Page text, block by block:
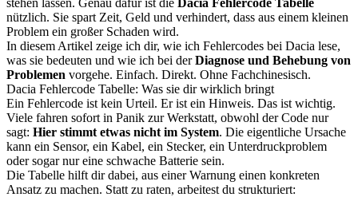
stehen lassen. Genau dafür ist die Dacia Fehlercode Tabelle
nützlich. Sie spart Zeit, Geld und verhindert, dass aus einem kleinen
Problem ein großer Schaden wird.
In diesem Artikel zeige ich dir, wie ich Fehlercodes bei Dacia lese,
was sie bedeuten und wie ich bei derDiagnose und Behebung von
Problemen vorgehe. Einfach. Direkt. Ohne Fachchinesisch.
Dacia Fehlercode Tabelle: Was sie dir wirklich bringt
Ein Fehlercode ist kein Urteil. Er ist ein Hinweis. Das ist wichtig.
Viele fahren sofort in Panik zur Werkstatt, obwohl der Code nur
sagt: Hier stimmt etwas nicht im System. Die eigentliche Ursache
kann ein Sensor, ein Kabel, ein Stecker, ein Unterdruckproblem
oder sogar nur eine schwache Batterie sein.
Die Tabelle hilft dir dabei, aus einer Warnung einen konkreten
Ansatz zu machen. Statt zu raten, arbeitest du strukturiert: